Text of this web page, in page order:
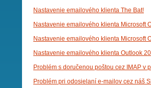
Nastavenie emailového klienta The Bat!
Nastavenie emailového klienta Microsoft
Nastavenie emailového klienta Microsoft
Nastavenie emailového klienta Outlook
Problém s doručenou poštou cez IMAP v
Problém pri odosielaní e-mailov cez náš